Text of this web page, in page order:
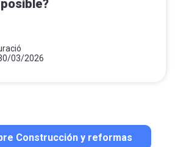
03/2026
Construcción y reformas